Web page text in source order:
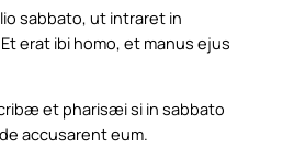
sabbato, ut intraret in
erat ibi homo, et manus ejus
et pharisæi si in sabbato
accusarent eum.